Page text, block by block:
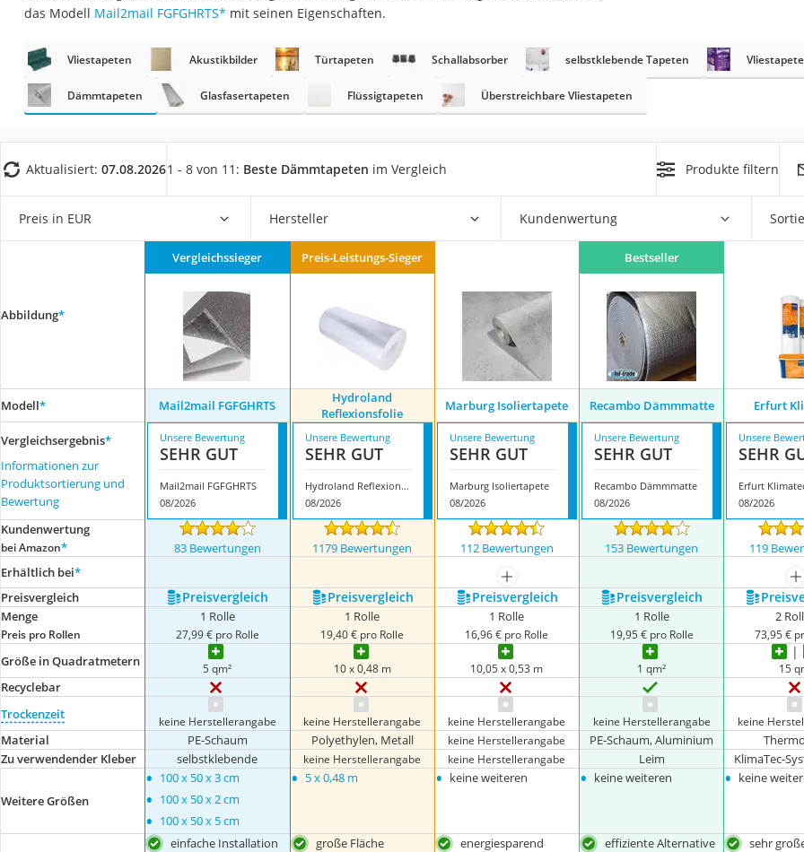
Doppelschleifer
Überwachungskamera
Benzinrasenmäher mit Elektrostart
Löschdecke
Winterharte Palmen
Gasdurchlauferhitzer
das Modell Mail2mail FGFGHRTS* mit seinen Eigenschaften.
Vliestapeten Akustikbilder Türtapeten Schallabsorber selbstklebende Tapeten
Dämmtapeten Glasfasertapeten Flüssigtapeten Überstreichbare Vliestapeten
Aktualisiert: 07.08.20261 - 8 von 11: Beste Dämmtapeten im Vergleich Produkte filtern
Preis in EUR Hersteller Kundenwertung
Abbildung*
Vergleichssieger Preis-Leistungs-Sieger Bestseller
Modell* Mail2mail FGFGHRTS
Hydroland
Reflexionsfolie
Marburg Isoliertapete Recambo Dämmmatte Erfurt
Vergleichsergebnis*
Informationen zur
Produktsortierung und
Bewertung
Unsere Bewertung
SEHR GUT
Mail2mail FGFGHRTS
08/2026
Unsere Bewertung
SEHR GUT
Hydroland Reflexionsfolie
08/2026
Unsere Bewertung
SEHR GUT
Marburg Isoliertapete
08/2026
Unsere Bewertung
SEHR GUT
Recambo Dämmmatte
08/2026
Unsere
SEHR
Erfurt
08/2026
Kundenwertung
bei Amazon* 83 Bewertungen 1179 Bewertungen 112 Bewertungen 153 Bewertungen 119
Erhältlich bei*
mehr anzeigen
Preis­vergleich
Preis­vergleich Preis­vergleich Preis­vergleich Preis­vergleich
Menge
Preis pro Rollen
1 Rolle
27,99 € pro Rolle
1 Rolle
19,40 € pro Rolle
1 Rolle
16,96 € pro Rolle
1 Rolle
19,95 € pro Rolle
2
73,95 €
Größe in Quadratmetern 5 qm² 10 x 0,48 m 10,05 x 0,53 m 1 qm² 15
Recyclebar
Trockenzeit
keine Herstellerangabe keine Herstellerangabe keine Herstellerangabe keine Herstellerangabe keine
Material PE-Schaum Polyethylen, Metall keine Herstellerangabe PE-Schaum, Aluminium
Zu verwendender Kleber
selbstklebende keine Herstellerangabe keine Herstellerangabe Leim KlimaTec-
Weitere Größen
• 100 x 50 x 3 cm
• 100 x 50 x 2 cm
• 100 x 50 x 5 cm
• 5 x 0,48 m • keine weiteren • keine weiteren • keine
einfache Installation
große Fläche
energiesparend
effiziente Alternative
sehr